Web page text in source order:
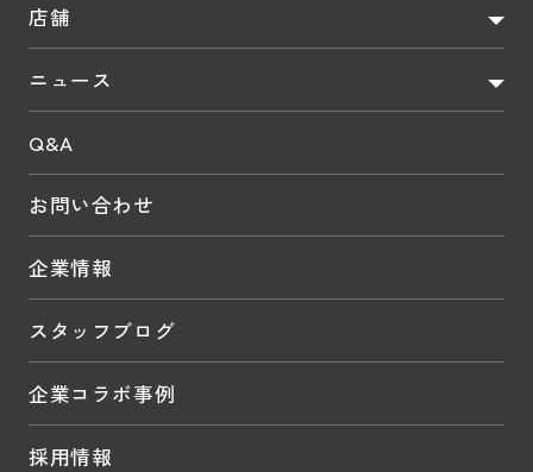
店舗
ニュース
Q&A
お問い合わせ
企業情報
スタッフブログ
企業コラボ事例
採用情報